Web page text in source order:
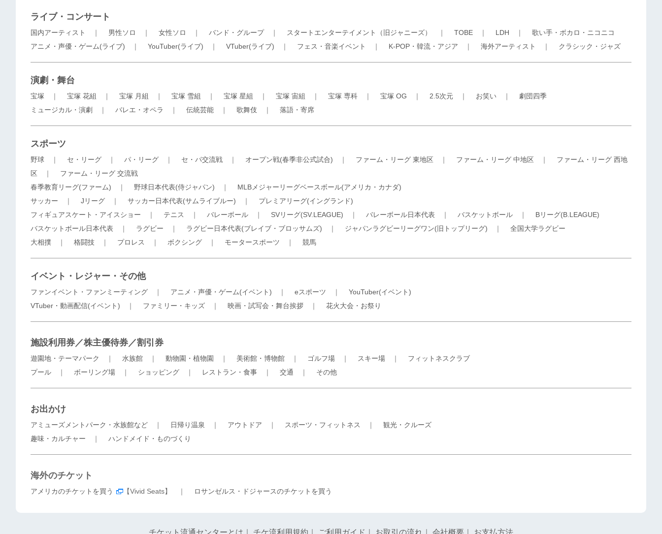
ライブ・コンサート
国内アーティスト ｜ 男性ソロ ｜ 女性ソロ ｜ バンド・グループ｜ スタートエンターテイメント（旧ジャニーズ） ｜ TOBE ｜ LDH ｜ 歌い手・ボカロ・ニコニコ
アニメ・声優・ゲーム(ライブ) ｜ YouTuber(ライブ) ｜ VTuber(ライブ) ｜ フェス・音楽イベント ｜ K-POP・韓流・アジア ｜ 海外アーティスト ｜ クラシック・ジャズ
演劇・舞台
宝塚 ｜ 宝塚 花組 ｜ 宝塚 月組 ｜ 宝塚 雪組 ｜ 宝塚 星組 ｜ 宝塚 宙組 ｜ 宝塚 専科 ｜ 宝塚 OG ｜ 2.5次元 ｜ お笑い ｜ 劇団四季
ミュージカル・演劇
｜ バレエ・オペラ ｜ 伝統芸能 ｜ 歌舞伎 ｜ 落語・寄席
スポーツ
野球 ｜ セ・リーグ ｜ パ・リーグ ｜ セ・パ交流戦 ｜ オープン戦(春季非公式試合) ｜ ファーム・リーグ 東地区 ｜ ファーム・リーグ 中地区 ｜ ファーム・リーグ 西地
区 ｜ ファーム・リーグ 交流戦
春季教育リーグ(ファーム) ｜ 野球日本代表(侍ジャパン) ｜ MLBメジャーリーグベースボール(アメリカ・カナダ)
サッカー ｜ Jリーグ ｜ サッカー日本代表(サムライブルー) ｜ プレミアリーグ(イングランド)
フィギュアスケート・アイスショー ｜ テニス ｜ バレーボール ｜ SVリーグ(SV.LEAGUE) ｜ バレーボール日本代表 ｜ バスケットボール ｜ Bリーグ(B.LEAGUE)
バスケットボール日本代表 ｜ ラグビー ｜ ラグビー日本代表(ブレイブ・ブロッサムズ) ｜ ジャパンラグビーリーグワン(旧トップリーグ) ｜ 全国大学ラグビー
大相撲 ｜ 格闘技 ｜ プロレス ｜ ボクシング ｜ モータースポーツ ｜ 競馬
イベント・レジャー・その他
ファンイベント・ファンミーティング ｜ アニメ・声優・ゲーム(イベント) ｜ eスポーツ ｜ YouTuber(イベント)
VTuber・動画配信(イベント) ｜ ファミリー・キッズ ｜ 映画・試写会・舞台挨拶 ｜ 花火大会・お祭り
施設利用券／株主優待券／割引券
遊園地・テーマパーク ｜ 水族館 ｜ 動物園・植物園 ｜ 美術館・博物館 ｜ ゴルフ場 ｜ スキー場 ｜ フィットネスクラブ
プール ｜ ボーリング場 ｜ ショッピング ｜ レストラン・食事 ｜ 交通 ｜ その他
お出かけ
アミューズメントパーク・水族館など ｜ 日帰り温泉 ｜ アウトドア ｜ スポーツ・フィットネス ｜ 観光・クルーズ
趣味・カルチャー ｜ ハンドメイド・ものづくり
海外のチケット
アメリカのチケットを買う 【Vivid Seats】 ｜ ロサンゼルス・ドジャースのチケットを買う
チケット流通センターとは チケ流利用規約 ご利用ガイド お取引の流れ 会社概要 お支払方法